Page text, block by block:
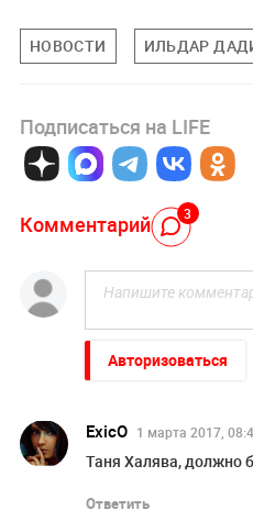
НОВОСТИ ИЛЬДАР
Подписаться на LIFE
Комментарий 3
Авторизоваться
ExicО 1 марта 2017,
Таня Халява, должно
Ответить